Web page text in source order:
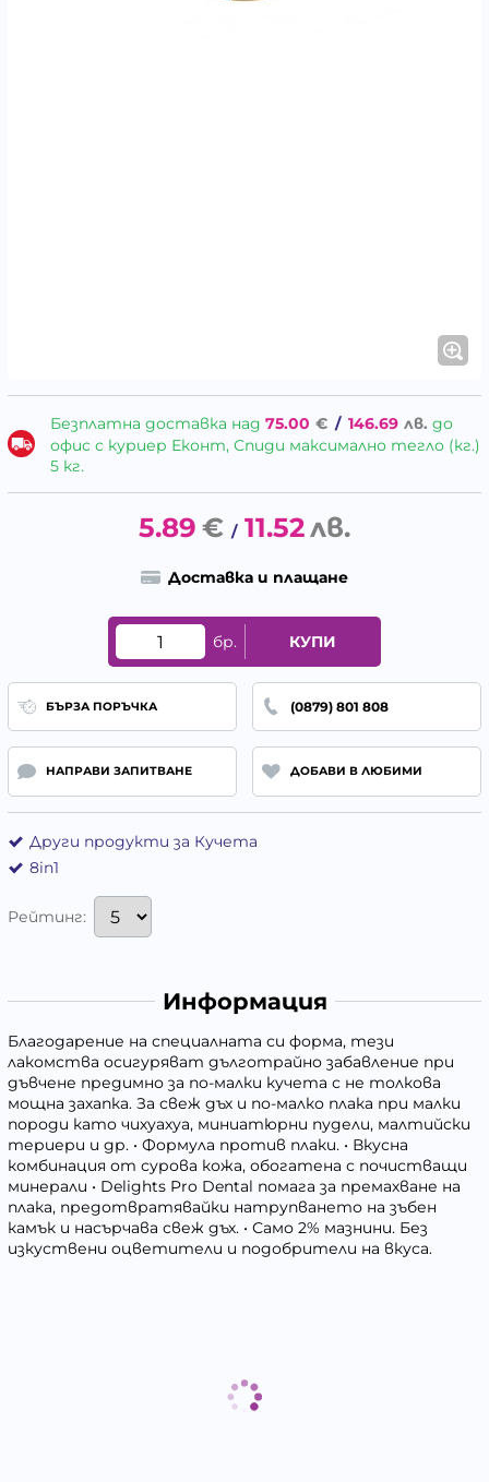
Безплатна доставка над 75.00 € / 146.69 лв. до
офис с куриер Еконт, Спиди максимално тегло (кг.)
5 кг.
5.89 € / 11.52лв.
Доставка и плащане
бр. КУПИ
БЪРЗА ПОРЪЧКА (0879) 801 808
НАПРАВИ ЗАПИТВАНЕ ДОБАВИ В ЛЮБИМИ
Други продукти за Кучета
8in1
Рейтинг:
Информация
Благодарение на специалната си форма, тези
лакомства осигуряват дълготрайно забавление при
дъвчене предимно за по-малки кучета с не толкова
мощна захапка. За свеж дъх и по-малко плака при малки
породи като чихуахуа, миниатюрни пудели, малтийски
териери и др. • Формула против плаки. • Вкусна
комбинация от сурова кожа, обогатена с почистващи
минерали • Delights Pro Dental помага за премахване на
плака, предотвратявайки натрупването на зъбен
камък и насърчава свеж дъх. • Само 2% мазнини. Без
изкуствени оцветители и подобрители на вкуса.